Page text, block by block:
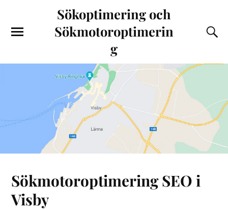
Sökoptimering och
Sökmotoroptimerin
g
Sökmotoroptimering SEO i
Visby